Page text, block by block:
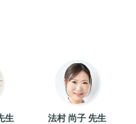
生 法村 尚子 先生